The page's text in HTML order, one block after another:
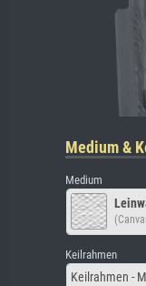
Medium &
Medium
Keilrahmen
Keilrahmen -